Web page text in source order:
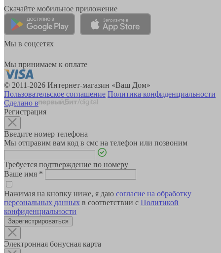
Скачайте мобильное приложение
Мы в соцсетях
Мы принимаем к оплате
© 2011-2026 Интернет-магазин «Ваш Дом»
Пользовательское соглашение Политика конфиденциальности
Сделано в
Регистрация
Введите номер телефона
Мы отправим вам код в смс на телефон или позвоним
Требуется подтверждение по номеру
Ваше имя *
Нажимая на кнопку ниже, я даю согласие на обработку
персональных данных в соответствии с Политикой
конфиденциальности
Зарегистрироваться
Электронная бонусная карта